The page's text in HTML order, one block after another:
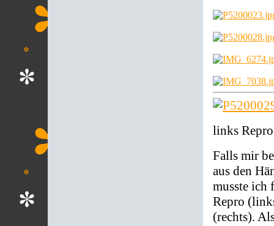
links
Falls mir
aus den
musste ich
Repro
(rechts).